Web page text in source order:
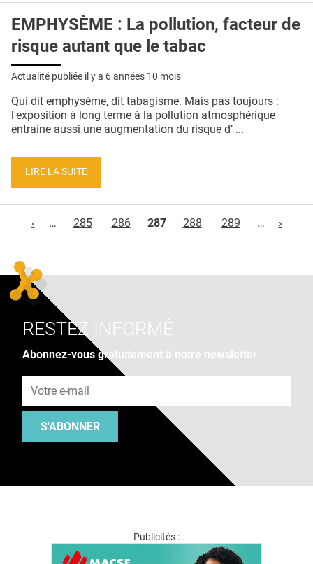
EMPHYSÈME : La pollution, facteur de
risque autant que le tabac
Actualité publiée il y a 6 années 10 mois
Qui dit emphysème, dit tabagisme. Mais pas toujours :
l'exposition à long terme à la pollution atmosphérique
entraine aussi une augmentation du risque d’ ...
LIRE LA SUITE
‹
… 285 286 287 288 289 … ›
RESTEZ INFORMÉ
Abonnez-vous gratuitement à notre newsletter
S'ABONNER
Publicités :